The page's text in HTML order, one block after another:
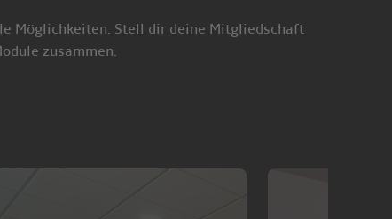
Möglichkeiten. Stell dir deine Mitgliedschaft
zusammen.